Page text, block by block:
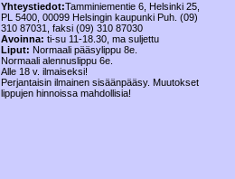
Yhteystiedot:Tamminiementie 6, Helsinki 25,
PL 5400, 00099 Helsingin kaupunki Puh. (09)
310 87031, faksi (09) 310 87030
Avoinna: ti-su 11-18.30, ma suljettu
Liput: Normaali pääsylippu 8e.
Normaali alennuslippu 6e.
Alle 18 v. ilmaiseksi!
Perjantaisin ilmainen sisäänpääsy. Muutokset
lippujen hinnoissa mahdollisia!